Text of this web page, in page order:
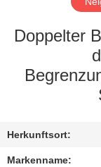
UNS
Doppelter
Herkunftsort:
Markenname: